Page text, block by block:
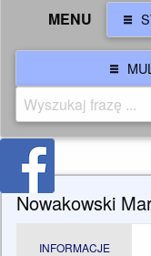
MENU
Nowakowski
INFORMACJE